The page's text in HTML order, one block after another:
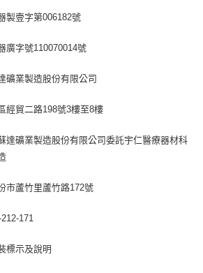
製壹字第006182號
廣字號110070014號
礦業製造股份有限公司
經貿二路198號3樓至8樓
礦業製造股份有限公司委託宇仁醫療器材科
市蘆竹里蘆竹路172號
171
標示及說明